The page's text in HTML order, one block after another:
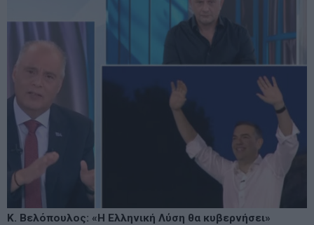
Κ. Βελόπουλος: «Η Ελληνική Λύση θα κυβερνήσει»